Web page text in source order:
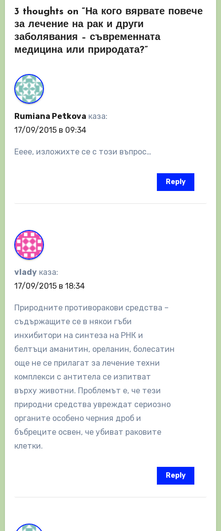
3 thoughts on “На кого вярвате повече
за лечение на рак и други
заболявания – съвременната
медицина или природата?”
Rumiana Petkova каза:
17/09/2015 в 09:34
Ееее, изложихте се с този въпрос…
Reply
vlady каза:
17/09/2015 в 18:34
Природните противоракови средства –
съдържащите се в някои гъби
инхибитори на синтеза на РНК и
белтъци аманитин, ореланин, болесатин
още не се прилагат за лечение техни
комплекси с антитела се изпитват
върху животни. Проблемът е, че тези
природни средства увреждат сериозно
органите особено черния дроб и
бъбреците освен, че убиват раковите
клетки.
Reply